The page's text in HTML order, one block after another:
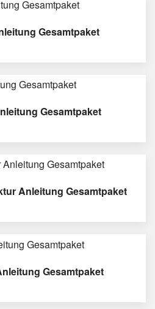
Gesamtpaket
Gesamtpaket
Anleitung Gesamtpaket
Gesamtpaket